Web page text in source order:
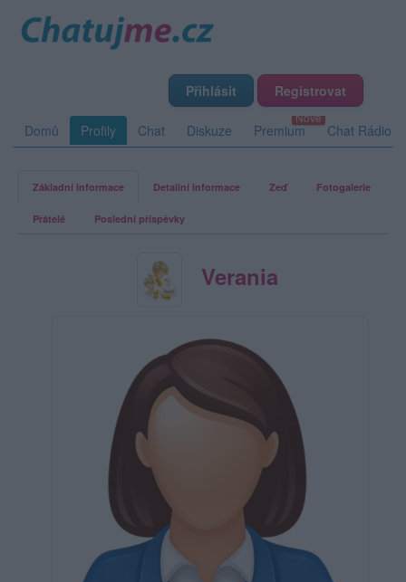
Přihlásit Registrovat
Domů Profily Chat Diskuze Premium Chat Rádio
Základní informace Detailní informace Zeď Fotogalerie
Přátelé Poslední příspěvky
Verania